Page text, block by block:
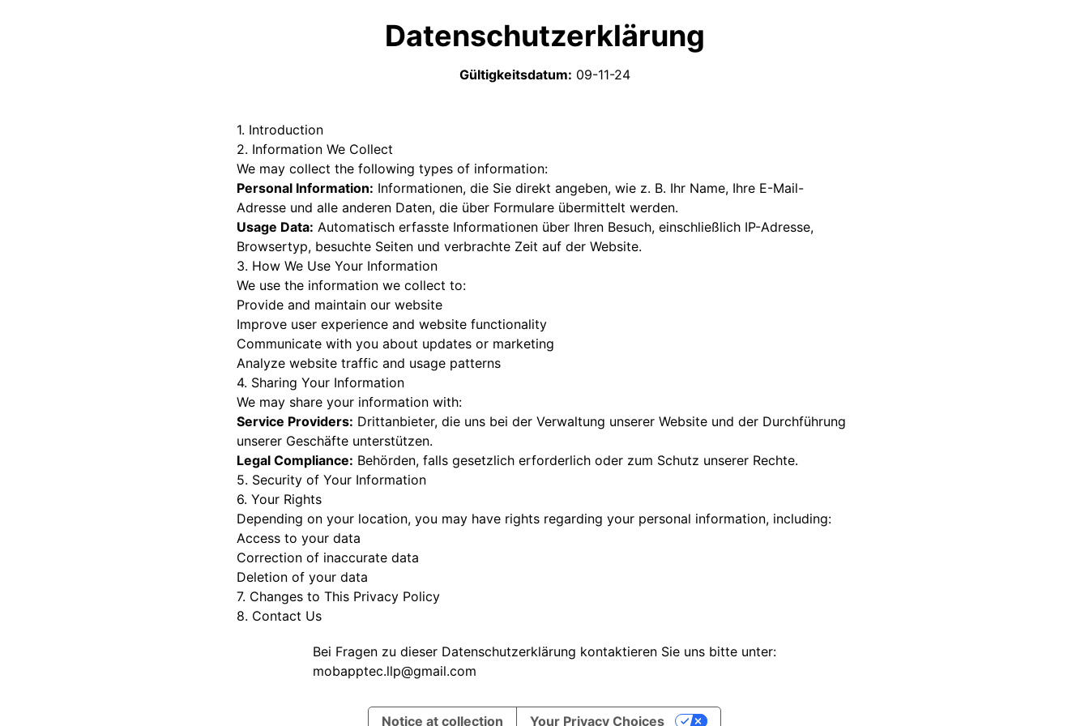
Datenschutzerklärung
Gültigkeitsdatum: 09-11-24
1. Introduction
2. Information We Collect
We may collect the following types of information:
Personal Information: Informationen, die Sie direkt angeben, wie z. B. Ihr Name, Ihre E-Mail-
Adresse und alle anderen Daten, die über Formulare übermittelt werden.
Usage Data: Automatisch erfasste Informationen über Ihren Besuch, einschließlich IP-Adresse,
Browsertyp, besuchte Seiten und verbrachte Zeit auf der Website.
3. How We Use Your Information
We use the information we collect to:
Provide and maintain our website
Improve user experience and website functionality
Communicate with you about updates or marketing
Analyze website traffic and usage patterns
4. Sharing Your Information
We may share your information with:
Service Providers: Drittanbieter, die uns bei der Verwaltung unserer Website und der Durchführung
unserer Geschäfte unterstützen.
Legal Compliance: Behörden, falls gesetzlich erforderlich oder zum Schutz unserer Rechte.
5. Security of Your Information
6. Your Rights
Depending on your location, you may have rights regarding your personal information, including:
Access to your data
Correction of inaccurate data
Deletion of your data
7. Changes to This Privacy Policy
8. Contact Us
Bei Fragen zu dieser Datenschutzerklärung kontaktieren Sie uns bitte unter:
mobapptec.llp@gmail.com
Notice at collection Your Privacy Choices